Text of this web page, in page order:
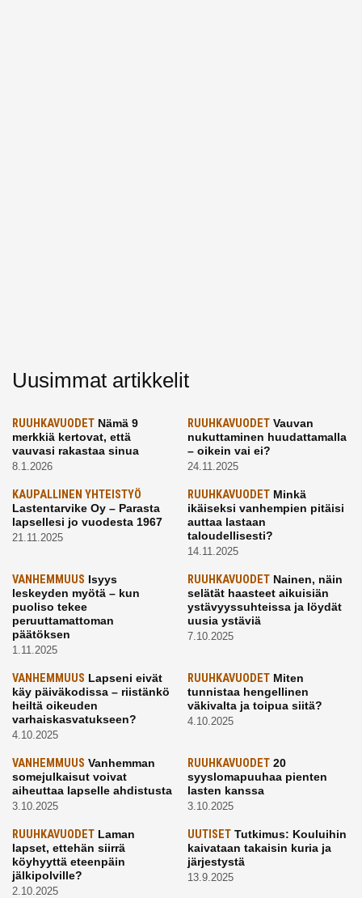
Uusimmat artikkelit
RUUHKAVUODET Nämä 9
merkkiä kertovat, että
vauvasi rakastaa sinua
8.1.2026
RUUHKAVUODETVauvan
nukuttaminen huudattamalla
– oikein vai ei?
24.11.2025
KAUPALLINEN YHTEISTYÖ
Lastentarvike Oy – Parasta
lapsellesi jo vuodesta 1967
21.11.2025
RUUHKAVUODETMinkä
ikäiseksi vanhempien pitäisi
auttaa lastaan
taloudellisesti?
14.11.2025
VANHEMMUUS Isyys
leskeyden myötä – kun
puoliso tekee
peruuttamattoman
päätöksen
1.11.2025
RUUHKAVUODETNainen, näin
selätät haasteet aikuisiän
ystävyyssuhteissa ja löydät
uusia ystäviä
7.10.2025
VANHEMMUUS Lapseni eivät
käy päiväkodissa – riistänkö
heiltä oikeuden
varhaiskasvatukseen?
4.10.2025
RUUHKAVUODETMiten
tunnistaa hengellinen
väkivalta ja toipua siitä?
4.10.2025
VANHEMMUUS Vanhemman
somejulkaisut voivat
aiheuttaa lapselle ahdistusta
3.10.2025
RUUHKAVUODET20
syyslomapuuhaa pienten
lasten kanssa
3.10.2025
RUUHKAVUODET Laman
lapset, ettehän siirrä
köyhyyttä eteenpäin
jälkipolville?
2.10.2025
UUTISETTutkimus: Kouluihin
kaivataan takaisin kuria ja
järjestystä
13.9.2025